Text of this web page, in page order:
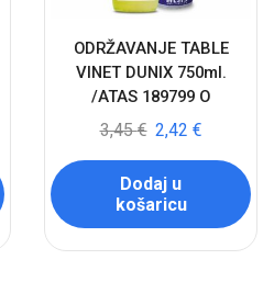
ODRŽAVANJE TABLE
VINET DUNIX 750ml.
/ATAS 189799 O
3,45€ 2,42 €
Dodaj u
košaricu